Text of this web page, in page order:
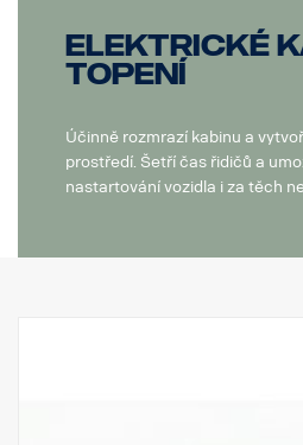
Elektrické
topení
Účinně rozmrazí kabinu a
prostředí. Šetří čas řidičů a
nastartování vozidla i za těch